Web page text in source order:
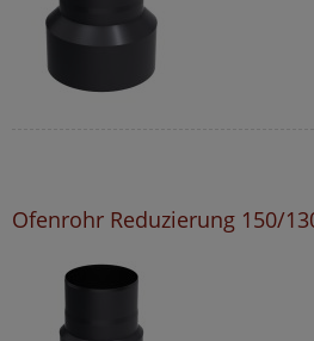
Ofenrohr Reduzierung 150/